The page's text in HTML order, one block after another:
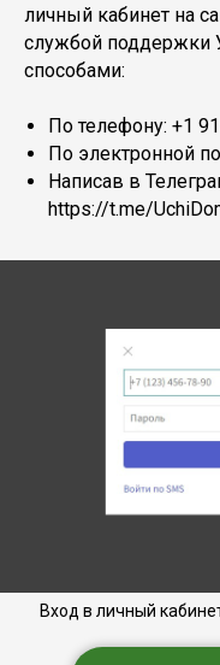
личный кабинет на
службой
способами:
По телефону: +1
По электронной
Написав в
https://t.me/
Вход в личный